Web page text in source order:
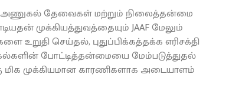
அணுகல் தேவைகள் மற்றும் நிலைத்தன்மை
முக்கியத்துவத்தையும் JAAF மேலும்
உறுதி செய்தல், புதுப்பிக்கத்தக்க எரிசக்தி
போட்டித்தன்மையை மேம்படுத்துதல்
மிக முக்கியமான காரணிகளாக அடையாளம்